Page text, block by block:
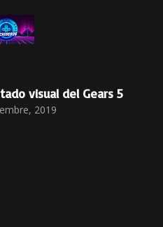
visual del Gears 5
2019